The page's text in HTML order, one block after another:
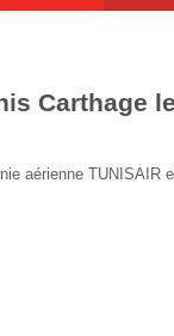
Carthage
aérienne TUNISAIR